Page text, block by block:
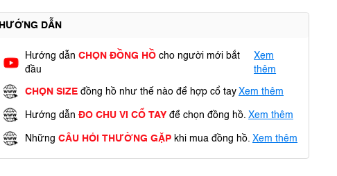
HƯỚNG DẪN
Hướng dẫn CHỌN ĐỒNG HỒ cho người mới bắt
đầu
Xem
thêm
CHỌN SIZE đồng hồ như thế nào để hợp cổ tay Xem thêm
Hướng dẫn ĐO CHU VI CỔ TAY để chọn đồng hồ. Xem thêm
Những CÂU HỎI THƯỜNG GẶP khi mua đồng hồ. Xem thêm